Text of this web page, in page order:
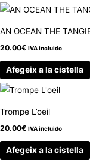
AN OCEAN THE
20.00€ IVA incluido
Afegeix a la cistella
Trompe L’oeil
20.00€ IVA incluido
Afegeix a la cistella